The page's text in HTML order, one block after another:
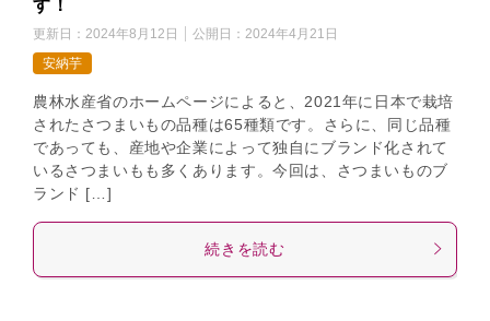
す！
更新日： 2024年8月12日 公開日： 2024年4月21日
安納芋
農林水産省のホームページによると、2021年に日本で栽培
されたさつまいもの品種は65種類です。さらに、同じ品種
であっても、産地や企業によって独自にブランド化されて
いるさつまいもも多くあります。今回は、さつまいものブ
ランド […]
続きを読む